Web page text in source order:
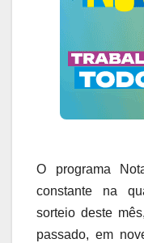
O programa
constante na
sorteio deste
passado, em